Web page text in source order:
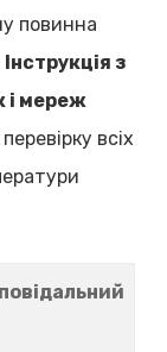
повинна
Інструкція з
і мереж
всіх